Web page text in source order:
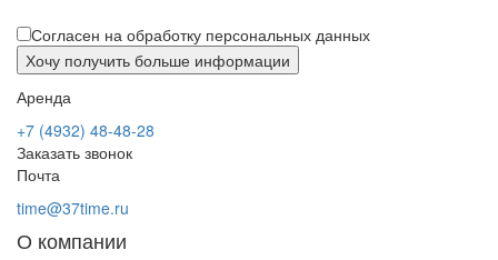
Согласен на обработку персональных данных
Аренда
+7 (4932) 48-48-28
Заказать звонок
Почта
time@37time.ru
О компании